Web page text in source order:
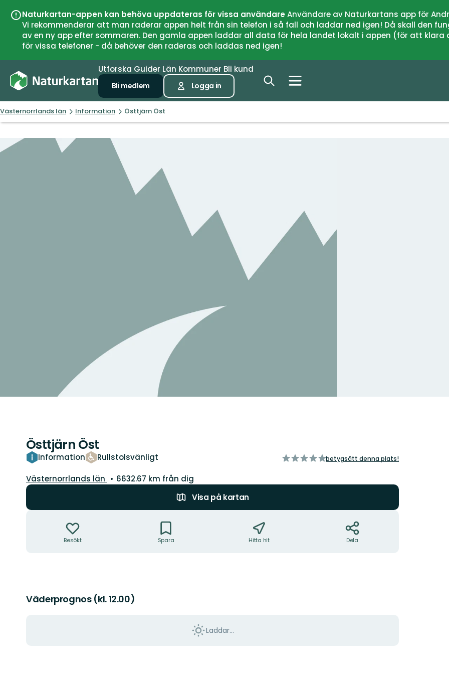
Naturkartan-appen kan behöva uppdateras för vissa användareAnvändare av Naturkartans app för
Vi rekommenderar att man raderar appen helt från sin telefon i så fall och laddar ned igen! Då skall den
av en ny app efter sommaren. Den gamla appen laddar all data för hela landet lokalt i appen (för att
för vissa telefoner - då behöver den raderas och laddas ned igen!
Utforska Guider Län Kommuner Bli kund
Bli medlem Logga in
Västernorrlands län Information Östtjärn Öst
Östtjärn Öst
Information Rullstolsvänligt
av
betygsätt denna plats!
Län:
Västernorrlands län
6632.67 km från dig
Visa på kartan
Besökt Spara Hitta hit Dela
Väderprognos (kl. 12.00)
Laddar...